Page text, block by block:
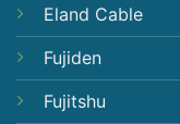
Eland Cable
Fujiden
Fujitshu